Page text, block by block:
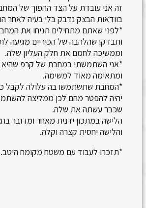
זה אני עובדת על הצד ההפוך של
בוודאות הבצק נדבק בלי בעיה לאחר
*לפני שאתם מתחילים תניחו את
ותבדקו שהלהבה של הכיריים מגיעה
וממשיכה לחמם את חלק העליון שלה.
*אני השתמשתי במחבת של קרפ
ומתאימה מאוד למשימה.
*המחבת שתשתמשו בה עלולה לקבל
יהיה להפטר מהם לכן ממליצה
שכבר עשתה את שלה.
הלישה במתכון ידנית מאחר ומדובר
והלישה יחסית קצרה וקלה.
*תזכרו לעבוד עם משטח מקומח היטב.